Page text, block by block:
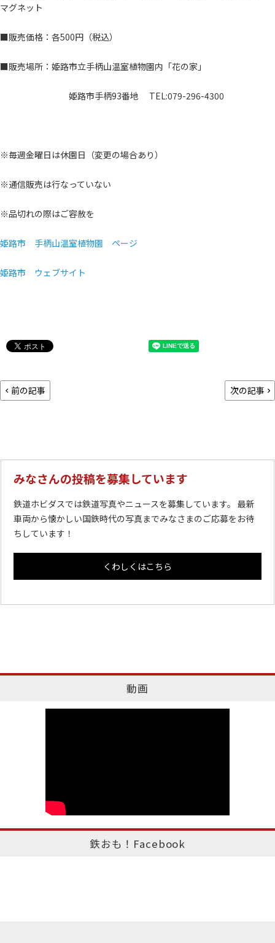
マグネット
■販売価格：各500円（税込）
■販売場所：姫路市立手柄山温室植物園内「花の家」
姫路市手柄93番地 TEL:079-296-4300
※毎週金曜日は休園日（変更の場合あり）
※通信販売は行なっていない
※品切れの際はご容赦を
姫路市 手柄山温室植物園 ページ
姫路市 ウェブサイト
前の記事 次の記事
みなさんの投稿を募集しています
鉄道ホビダスでは鉄道写真やニュースを募集しています。 最新
車両から懐かしい国鉄時代の写真までみなさまのご応募をお待
ちしています！
くわしくはこちら
動画
鉄おも！Facebook